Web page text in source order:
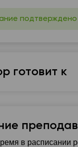
подтверждено
готовит к
в расписании